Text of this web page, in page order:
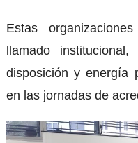
Estas
llamado
disposición y energía
en las jornadas de